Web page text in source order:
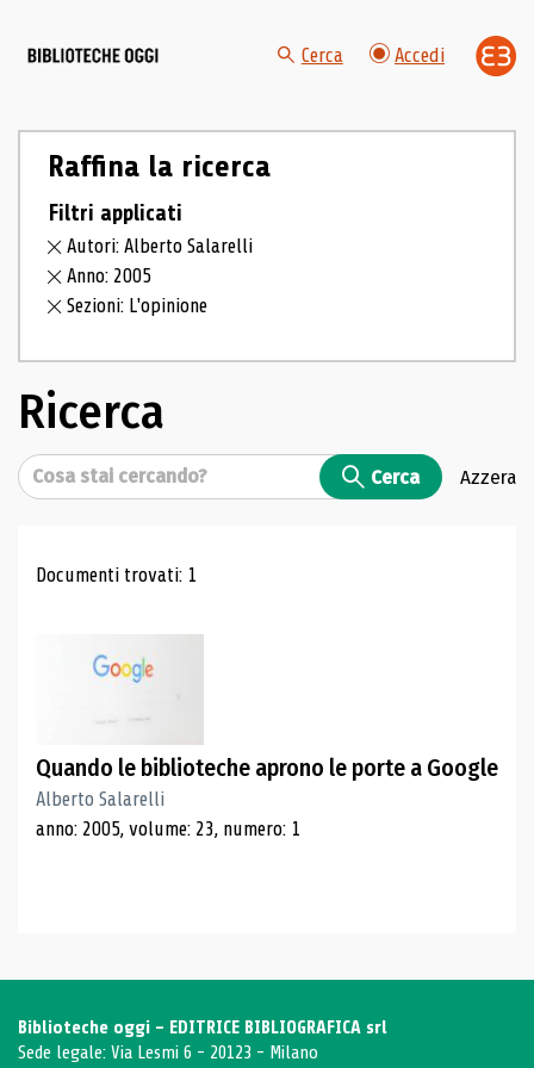
Cerca Accedi
Raffina la ricerca
Filtri applicati
Autori: Alberto Salarelli
Anno: 2005
Sezioni: L'opinione
Ricerca
Cerca Cerca Azzera
Risultati di ricerca
Documenti trovati: 1
Quando le biblioteche aprono le porte a Google
Alberto Salarelli
anno: 2005, volume: 23, numero: 1
Biblioteche oggi - EDITRICE BIBLIOGRAFICA srl
Sede legale: Via Lesmi 6 - 20123 - Milano